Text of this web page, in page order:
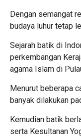
Dengan semangat
budaya luhur tetap
Sejarah batik di
perkembangan
agama Islam di
Menurut beberapa
banyak dilakukan
Kemudian batik
serta Kesultanan